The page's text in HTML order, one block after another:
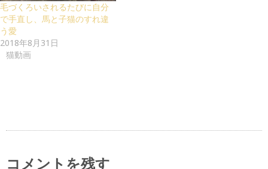
毛づくろいされるたびに自分
で手直し、馬と子猫のすれ違
う愛
2018年8月31日
猫動画
コメントを残す